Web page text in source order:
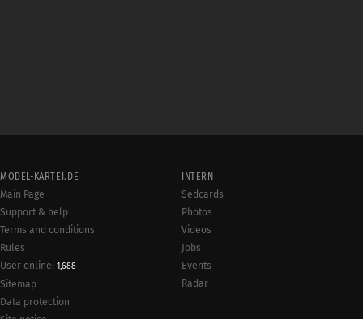
MODEL-KARTEI.DE
Main Page
Support & help
Terms and conditions
Rules
User online: 1,688
Sitemap
Data protection
INTERN
Sedcards
Photos
Videos
Jobs
Events
Radar